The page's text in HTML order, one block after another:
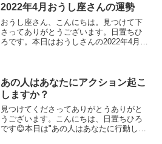
たが、今月は諸...
2022年4月おうし座さんの運勢
おうし座さん、こんにちは。見つけて下
さってありがとうございます。日置ちひ
ろです。本日はおうしさんの2022年4月の
したが、今月は...
あの人はあなたにアクション起こ
しますか？
見つけてくださってありがとうありがと
うございます。こんにちは、日置ちひろ
です😊本日は"あの人はあなたに行動しよ